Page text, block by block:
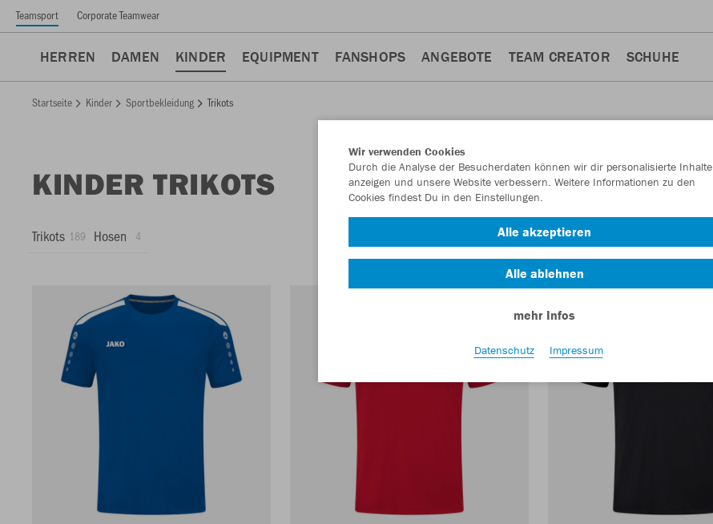
Teamsport Corporate Teamwear
HERREN DAMEN KINDER EQUIPMENT FANSHOPS ANGEBOTE TEAM CREATOR SCHUHE
Startseite Kinder Sportbekleidung Trikots
KINDER TRIKOTS
Trikots 189 Hosen 4
Wir verwenden Cookies
Durch die Analyse der Besucherdaten können wir dir personalisierte Inhalte
anzeigen und unsere Website verbessern. Weitere Informationen zu den
Cookies findest Du in den Einstellungen.
Alle akzeptieren
Alle ablehnen
mehr Infos
Datenschutz Impressum